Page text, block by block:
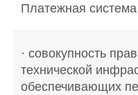
Платежная
· совокупность
технической
обеспечивающих